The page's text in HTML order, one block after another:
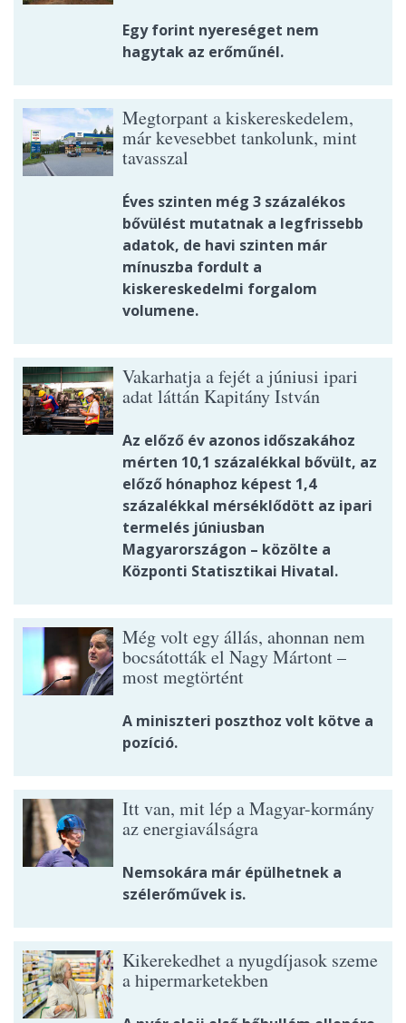
Egy forint nyereséget nem
hagytak az erőműnél.
Megtorpant a kiskereskedelem,
már kevesebbet tankolunk, mint
tavasszal
Éves szinten még 3 százalékos
bővülést mutatnak a legfrissebb
adatok, de havi szinten már
mínuszba fordult a
kiskereskedelmi forgalom
volumene.
Vakarhatja a fejét a júniusi ipari
adat láttán Kapitány István
Az előző év azonos időszakához
mérten 10,1 százalékkal bővült, az
előző hónaphoz képest 1,4
százalékkal mérséklődött az ipari
termelés júniusban
Magyarországon – közölte a
Központi Statisztikai Hivatal.
Még volt egy állás, ahonnan nem
bocsátották el Nagy Mártont –
most megtörtént
A miniszteri poszthoz volt kötve a
pozíció.
Itt van, mit lép a Magyar-kormány
az energiaválságra
Nemsokára már épülhetnek a
szélerőművek is.
Kikerekedhet a nyugdíjasok szeme
a hipermarketekben